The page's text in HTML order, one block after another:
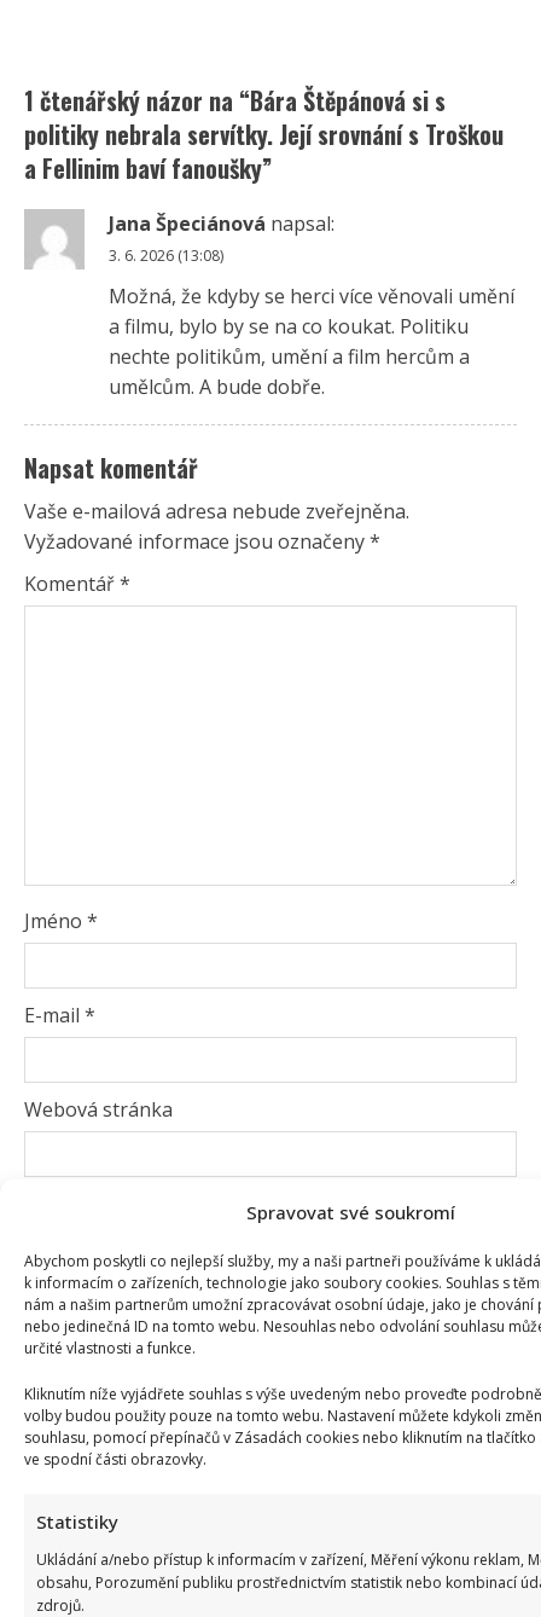
Spravovat své soukromí
Abychom poskytli co nejlepší služby, my a naši partneři používáme k
k informacím o zařízeních, technologie jako soubory cookies. Souhlas s
nám a našim partnerům umožní zpracovávat osobní údaje, jako je
nebo jedinečná ID na tomto webu. Nesouhlas nebo odvolání souhlasu
určité vlastnosti a funkce.
Kliknutím níže vyjádřete souhlas s výše uvedeným nebo proveďte
volby budou použity pouze na tomto webu. Nastavení můžete kdykoli
souhlasu, pomocí přepínačů v Zásadách cookies nebo kliknutím na tlačítko
ve spodní části obrazovky.
Statistiky
Ukládání a/nebo přístup k informacím v zařízení, Měření výkonu reklam,
obsahu, Porozumění publiku prostřednictvím statistik nebo kombinací
zdrojů.
1 čtenářský názor na “Bára Štěpánová si s
politiky nebrala servítky. Její srovnání s Troškou
a Fellinim baví fanoušky”
Jana Špeciánová napsal:
3. 6. 2026 (13:08)
Možná, že kdyby se herci více věnovali umění
a filmu, bylo by se na co koukat. Politiku
nechte politikům, umění a film hercům a
umělcům. A bude dobře.
Napsat komentář
Vaše e-mailová adresa nebude zveřejněna.
Vyžadované informace jsou označeny*
Komentář*
Jméno *
E-mail *
Webová stránka
Uložit do prohlížeče jméno, e-mail a webovou
SOUVISEJÍCÍ ČLÁNKY